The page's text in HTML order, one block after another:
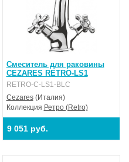
Смеситель для раковины
CEZARES RETRO-LS1
RETRO-C-LS1-BLC
Cezares(Италия)
Коллекция Ретро (Retro)
9 051 руб.